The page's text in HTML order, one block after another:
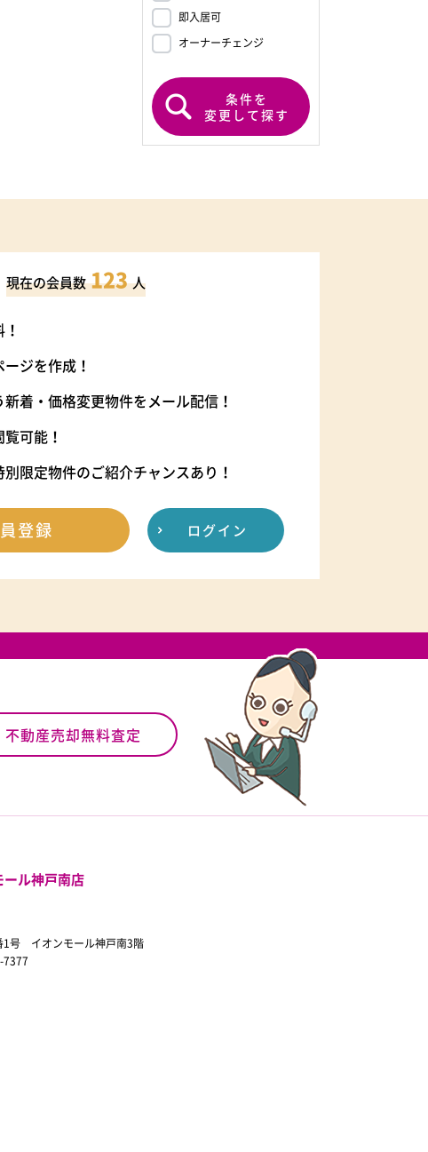
即入居可
オーナーチェンジ
条件を
変更して探す
現在の会員数 123 人
ジを作成！
着・価格変更物件をメール配信！
可能！
限定物件のご紹介チャンスあり！
登録 ログイン
不動産売却無料査定
ル神戸南店
1号 イオンモール神戸南3階
7377